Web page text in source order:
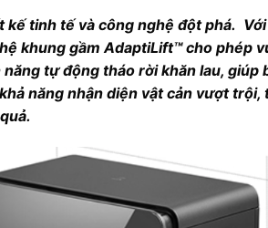
tinh tế và công nghệ đột phá.
khung gầm AdaptiLift™ cho phép
tự động tháo rời khăn lau, giúp
năng nhận diện vật cản vượt